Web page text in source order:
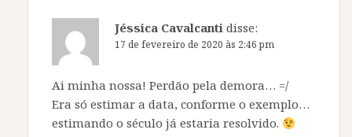
Jéssica Cavalcanti disse:
17 de fevereiro de 2020 às 2:46 pm
Ai minha nossa! Perdão pela demora… =/
Era só estimar a data, conforme o exemplo…
estimando o século já estaria resolvido.